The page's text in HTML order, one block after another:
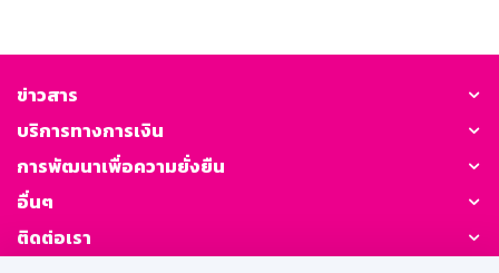
ข่าวสาร
บริการทางการเงิน
การพัฒนาเพื่อความยั่งยืน
อื่นๆ
ติดต่อเรา